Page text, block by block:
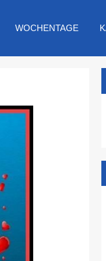
WOCHENTAGE